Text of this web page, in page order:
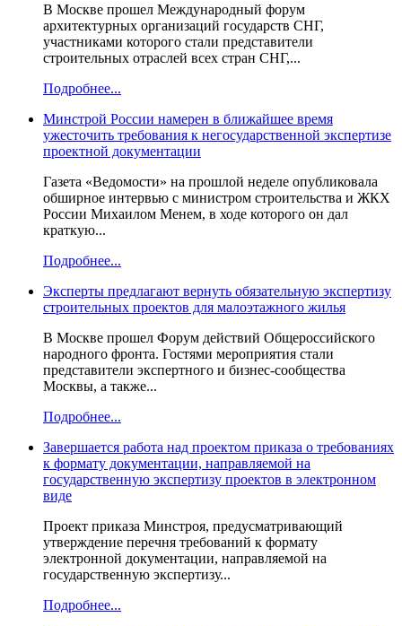
В Москве прошел Международный форум
архитектурных организаций государств СНГ,
участниками которого стали представители
строительных отраслей всех стран СНГ,...
Подробнее...
Минстрой России намерен в ближайшее время
ужесточить требования к негосударственной экспертизе
проектной документации
Газета «Ведомости» на прошлой неделе опубликовала
обширное интервью с министром строительства и ЖКХ
России Михаилом Менем, в ходе которого он дал
краткую...
Подробнее...
Эксперты предлагают вернуть обязательную экспертизу
строительных проектов для малоэтажного жилья
В Москве прошел Форум действий Общероссийского
народного фронта. Гостями мероприятия стали
представители экспертного и бизнес-сообщества
Москвы, а также...
Подробнее...
Завершается работа над проектом приказа о требованиях
к формату документации, направляемой на
государственную экспертизу проектов в электронном
виде
Проект приказа Минстроя, предусматривающий
утверждение перечня требований к формату
электронной документации, направляемой на
государственную экспертизу...
Подробнее...